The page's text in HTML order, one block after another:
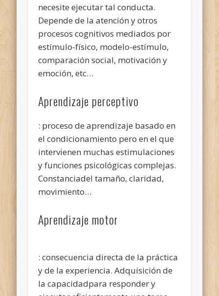
necesite ejecutar tal conducta.
Depende de la atención y otros
procesos cognitivos mediados por
estímulo-físico, modelo-estímulo,
comparación social, motivación y
emoción, etc…
Aprendizaje perceptivo
: proceso de aprendizaje basado en
el condicionamiento pero en el que
intervienen muchas estimulaciones
y funciones psicológicas complejas.
Constanciadel tamaño, claridad,
movimiento…
Aprendizaje motor
: consecuencia directa de la práctica
y de la experiencia. Adquisición de
la capacidadpara responder y